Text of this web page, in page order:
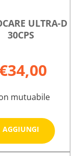
ULTRA-D
30CPS
€34,00
mutuabile
AGGIUNGI
Aggiungi
ULTRA-
D